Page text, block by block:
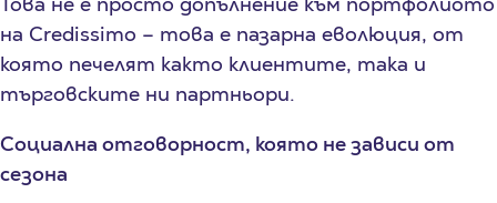
на Credissimo – това е пазарна еволюция, от
която печелят както клиентите, така и
търговските ни партньори.
Социална отговорност, която не зависи от
сезона